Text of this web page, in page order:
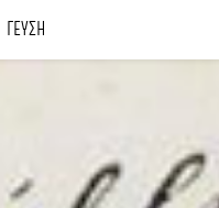
ΓΕΥΣΗ